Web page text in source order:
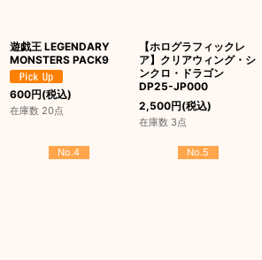
遊戯王 LEGENDARY
MONSTERS PACK9
600円(税込)
在庫数 20点
【ホログラフィックレ
ア】クリアウィング・シ
ンクロ・ドラゴン
DP25-JP000
2,500円(税込)
在庫数 3点
No.4 No.5